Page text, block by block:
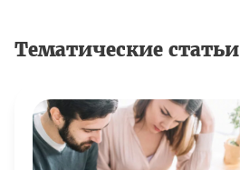
Тематические статьи